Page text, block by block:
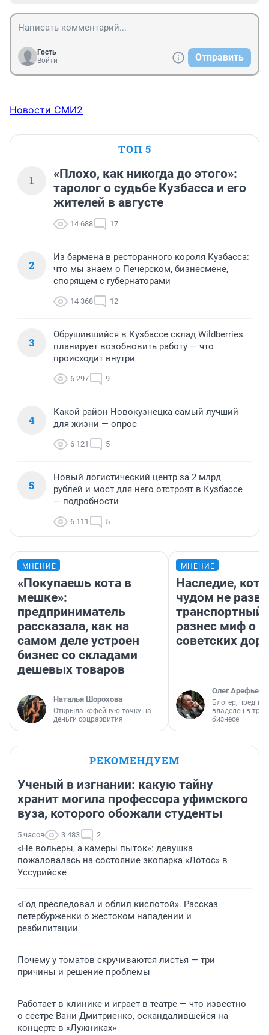
Гость
Войти
Отправить
Новости СМИ2
ТОП 5
1
«Плохо, как никогда до этого»:
таролог о судьбе Кузбасса и его
жителей в августе
14 688 17
2
Из бармена в ресторанного короля Кузбасса:
что мы знаем о Печерском, бизнесмене,
спорящем с губернаторами
14 368 12
3
Обрушившийся в Кузбассе склад Wildberries
планирует возобновить работу — что
происходит внутри
6 297 9
4
Какой район Новокузнецка самый лучший
для жизни — опрос
6 121 5
5
Новый логистический центр за 2 млрд
рублей и мост для него отстроят в Кузбассе
— подробности
6 111 5
МНЕНИЕ
«Покупаешь кота в
мешке»:
предприниматель
рассказала, как на
самом деле устроен
бизнес со складами
дешевых товаров
Наталья Шорохова
Открыла кофейную точку на
деньги соцразвития
МНЕНИЕ
Наследие,
чудом не
транспортный
разнес миф о
советских
Олег Арефьев
Блогер,
владелец в
бизнесе
РЕКОМЕНДУЕМ
Ученый в изгнании: какую тайну
хранит могила профессора уфимского
вуза, которого обожали студенты
5 часов 3 483 2
«Не вольеры, а камеры пыток»: девушка
пожаловалась на состояние экопарка «Лотос» в
Уссурийске
«Год преследовал и облил кислотой». Рассказ
петербурженки о жестоком нападении и
реабилитации
Почему у томатов скручиваются листья — три
причины и решение проблемы
Работает в клинике и играет в театре — что известно
о сестре Вани Дмитриенко, оскандалившейся на
концерте в «Лужниках»